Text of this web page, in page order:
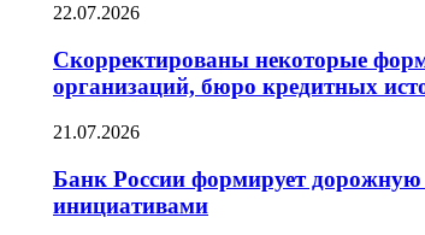
22.07.2026
Скорректированы некоторые
организаций, бюро кредитных
21.07.2026
Банк России формирует дорожную
инициативами